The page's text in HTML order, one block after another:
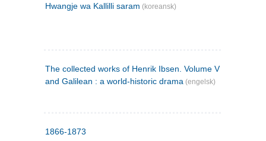
Hwangje wa Kallilli saram (koreansk)
The collected works of Henrik Ibsen. Volume V : Emperor
and Galilean : a world-historic drama (engelsk)
1866-1873